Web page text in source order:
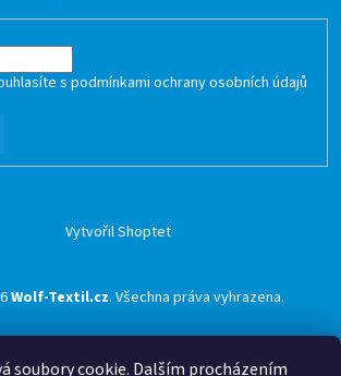
soubory cookie. Dalším procházením
s podmínkami ochrany osobních údajů
Vytvořil Shoptet
Wolf-Textil.cz. Všechna práva vyhrazena.